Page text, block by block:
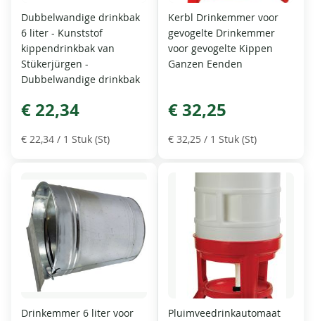
Dubbelwandige drinkbak
6 liter - Kunststof
kippendrinkbak van
Stükerjürgen -
Dubbelwandige drinkbak
€ 22,34
€ 22,34 / 1 Stuk (St)
Kerbl Drinkemmer voor
gevogelte Drinkemmer
voor gevogelte Kippen
Ganzen Eenden
€ 32,25
€ 32,25 / 1 Stuk (St)
Drinkemmer 6 liter voor
Pluimveedrinkautomaat